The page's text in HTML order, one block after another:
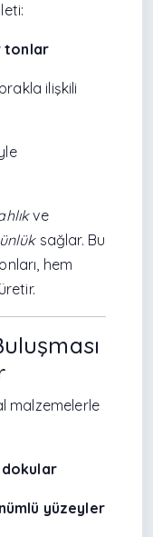
tonlar
ilişkili
ve
sağlar. Bu
hem
malzemelerle
yüzeyler